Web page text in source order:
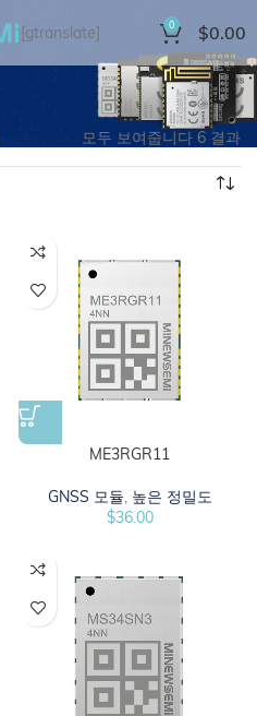
[gtranslate] 0 $0.00
모두 보여줍니다 6 결과
ME3RGR11
GNSS 모듈, 높은 정밀도
$36.00